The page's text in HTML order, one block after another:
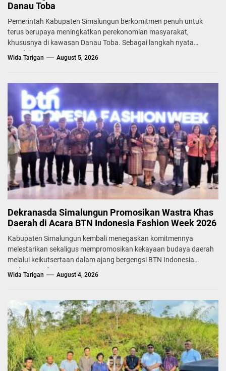
Danau Toba
Pemerintah Kabupaten Simalungun berkomitmen penuh untuk
terus berupaya meningkatkan perekonomian masyarakat,
khususnya di kawasan Danau Toba. Sebagai langkah nyata
mendukung...
Wida Tarigan August 5, 2026
Dekranasda Simalungun Promosikan Wastra Khas
Daerah di Acara BTN Indonesia Fashion Week 2026
Kabupaten Simalungun kembali menegaskan komitmennya
melestarikan sekaligus mempromosikan kekayaan budaya daerah
melalui keikutsertaan dalam ajang bergengsi BTN Indonesia
Fashion Week...
Wida Tarigan August 4, 2026